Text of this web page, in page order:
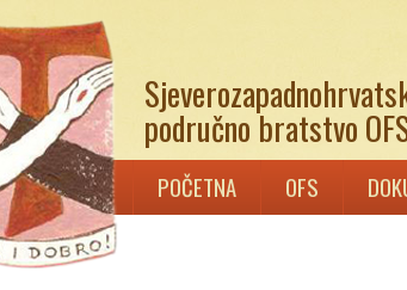
područno bratstvo
POČETNA OFS